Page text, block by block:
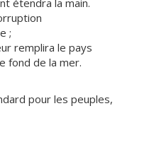
étendra la main.
;
remplira le pays
fond de la mer.
pour les peuples,